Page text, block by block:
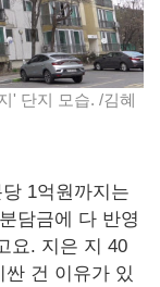
' 단지 모습. /김혜
1억원까지는
담금에 다 반영
요. 지은 지 40
건 이유가 있